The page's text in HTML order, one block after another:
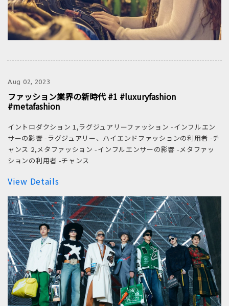
Aug 02, 2023
ファッション業界の新時代 #1 #luxuryfashion
#metafashion
イントロダクション 1,ラグジュアリーファッション -インフルエン
サーの影響 -ラグジュアリー、ハイエンドファッションの利用者 -チ
ャンス 2,メタファッション -インフルエンサーの影響 -メタファッ
ションの利用者 -チャンス
View Details